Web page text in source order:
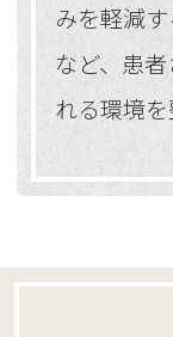
みを軽減
など、患
れる環境を